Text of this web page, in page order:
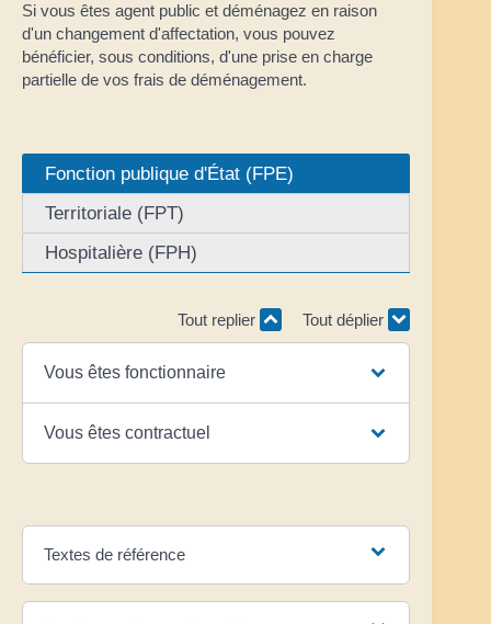
Si vous êtes agent public et déménagez en raison
d'un changement d'affectation, vous pouvez
bénéficier, sous conditions, d'une prise en charge
partielle de vos frais de déménagement.
Fonction publique d'État (FPE)
Territoriale (FPT)
Hospitalière (FPH)
Tout replier Tout déplier
Vous êtes fonctionnaire
Vous êtes contractuel
Textes de référence